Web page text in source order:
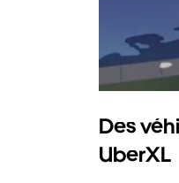
Des
UberXL